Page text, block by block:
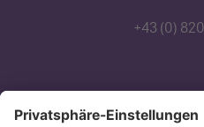
+43 (0)
Abonnieren Sie